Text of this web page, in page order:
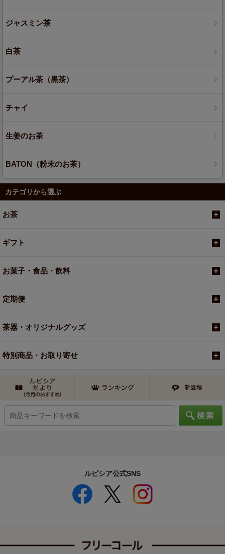
ジャスミン茶
白茶
プーアル茶（黒茶）
チャイ
生姜のお茶
BATON（粉末のお茶）
カテゴリから選ぶ
お茶
ギフト
お菓子・食品・飲料
定期便
茶器・オリジナルグッズ
特別商品・お取り寄せ
ルピシア公式SNS